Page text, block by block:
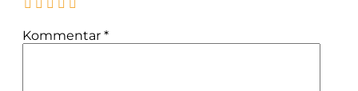
Kommentar *